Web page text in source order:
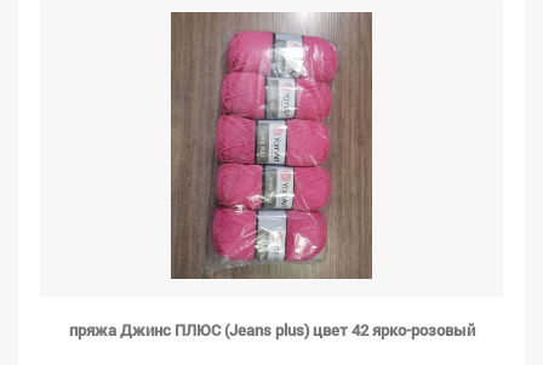
пряжа Джинс ПЛЮС (Jeans plus) цвет 42 ярко-розовый